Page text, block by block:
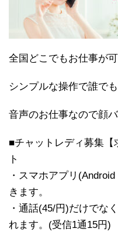
全国どこでもお仕事が可
シンプルな操作で誰で
音声のお仕事なので顔
■チャットレディ募集【
ト
・スマホアプリ
きます。
・通話(45/円)だけでな
れます。(受信1通15円)